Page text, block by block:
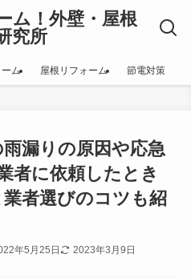
ム！外壁・屋根
究所
ム 屋根リフォーム 節電対策
漏りの原因や応急
者に依頼したとき
者選びのコツも紹
年5月25日 2023年3月9日